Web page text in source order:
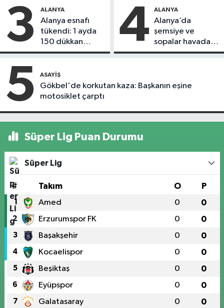
3 ALANYA
Alanya esnafı
tükendi: 1 ayda
150 dükkan
kapandı
4 ALANYA
Alanya’da
şemsiye ve
sopalar havada
uçuştu
5 ASAYIŞ
Gökbel'de korkutan kaza: Başkanın eşine
motosiklet çarptı
Süper Lig Puan Durumu
Süper Lig
# Takım O P
1 Amed 0 0
2 Erzurumspor FK 0 0
3 Başakşehir 0 0
4 Kocaelispor 0 0
5 Beşiktaş 0 0
6 Eyüpspor 0 0
7 Galatasaray 0 0